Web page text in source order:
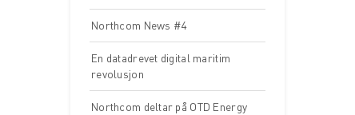
Northcom News #4
En datadrevet digital maritim
revolusjon
Northcom deltar på OTD Energy